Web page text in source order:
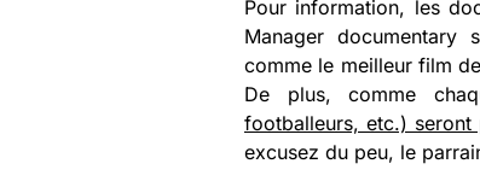
Pour information, les
Manager documentary
comme le meilleur film
De plus, comme
footballeurs, etc.) seront
excusez du peu, le